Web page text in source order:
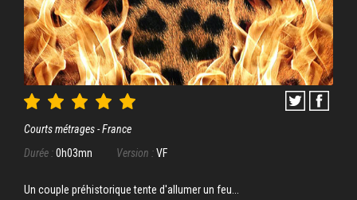
Courts métrages - France
Durée :0h03mn Version :VF
Un couple préhistorique tente d'allumer un feu...